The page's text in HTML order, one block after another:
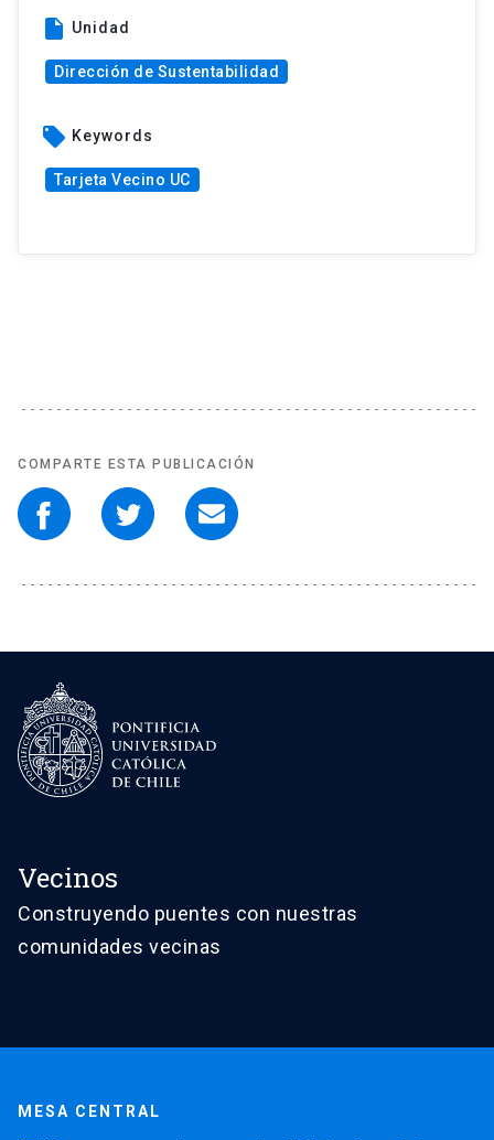
insert_drive_file Unidad
Dirección de Sustentabilidad
local_offer Keywords
Tarjeta Vecino UC
COMPARTE ESTA PUBLICACIÓN
Vecinos
Construyendo puentes con nuestras
comunidades vecinas
MESA CENTRAL